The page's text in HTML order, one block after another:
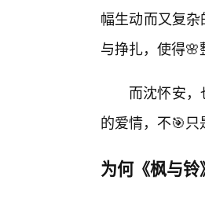
幅生动而又复
与挣扎，使得
而沈怀安
的爱情，不🎯
为何《枫与